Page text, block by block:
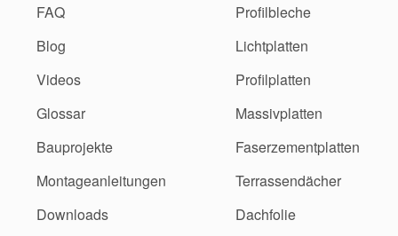
FAQ
Blog
Videos
Glossar
Bauprojekte
Montageanleitungen
Downloads
Profilbleche
Lichtplatten
Profilplatten
Massivplatten
Faserzementplatten
Terrassendächer
Dachfolie